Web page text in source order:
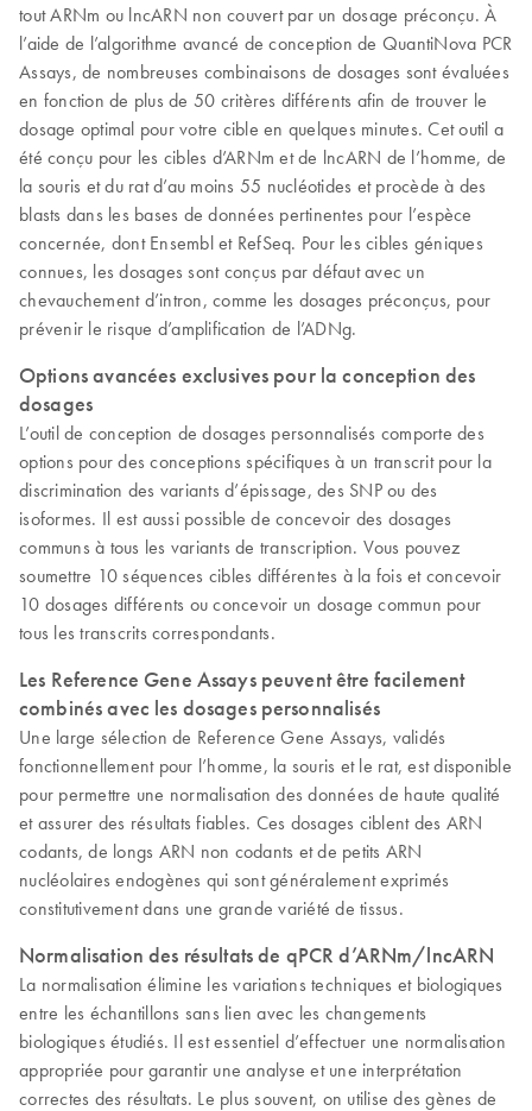
tout ARNm ou lncARN non couvert par un dosage préconçu. À
l’aide de l’algorithme avancé de conception de QuantiNova PCR
Assays, de nombreuses combinaisons de dosages sont évaluées
en fonction de plus de 50 critères différents afin de trouver le
dosage optimal pour votre cible en quelques minutes. Cet outil a
été conçu pour les cibles d’ARNm et de lncARN de l’homme, de
la souris et du rat d’au moins 55 nucléotides et procède à des
blasts dans les bases de données pertinentes pour l’espèce
concernée, dont Ensembl et RefSeq. Pour les cibles géniques
connues, les dosages sont conçus par défaut avec un
chevauchement d’intron, comme les dosages préconçus, pour
prévenir le risque d’amplification de l’ADNg.
Options avancées exclusives pour la conception des
dosages
L’outil de conception de dosages personnalisés comporte des
options pour des conceptions spécifiques à un transcrit pour la
discrimination des variants d’épissage, des SNP ou des
isoformes. Il est aussi possible de concevoir des dosages
communs à tous les variants de transcription. Vous pouvez
soumettre 10 séquences cibles différentes à la fois et concevoir
10 dosages différents ou concevoir un dosage commun pour
tous les transcrits correspondants.
Les Reference Gene Assays peuvent être facilement
combinés avec les dosages personnalisés
Une large sélection de Reference Gene Assays, validés
fonctionnellement pour l’homme, la souris et le rat, est disponible
pour permettre une normalisation des données de haute qualité
et assurer des résultats fiables. Ces dosages ciblent des ARN
codants, de longs ARN non codants et de petits ARN
nucléolaires endogènes qui sont généralement exprimés
constitutivement dans une grande variété de tissus.
Normalisation des résultats de qPCR d’ARNm/lncARN
La normalisation élimine les variations techniques et biologiques
entre les échantillons sans lien avec les changements
biologiques étudiés. Il est essentiel d’effectuer une normalisation
appropriée pour garantir une analyse et une interprétation
correctes des résultats. Le plus souvent, on utilise des gènes de